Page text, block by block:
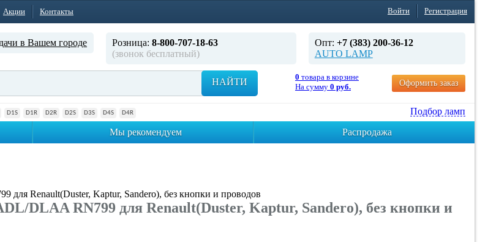
Акции Контакты Войти Регистрация
в Вашем городе Розница: 8-800-707-18-63
(звонок бесплатный)
Опт: +7 (383) 200-36-12
AUTO LAMP
НАЙТИ 0 товара в корзине
На сумму 0 руб. Оформить заказ
D1S D1R D2R D2S D3S D4S D4R
Подбор ламп
Мы рекомендуем Распродажа
Renault(Duster, Kaptur, Sandero), без кнопки и проводов
DLAA RN799 для Renault(Duster, Kaptur, Sandero), без кнопки и